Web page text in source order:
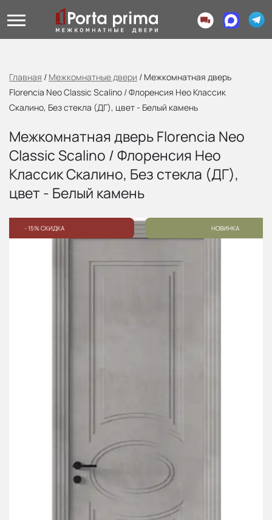
Главная / Межкомнатные двери / Межкомнатная дверь
Florencia Neo Classic Scalino / Флоренсия Нео Классик
Скалино, Без стекла (ДГ), цвет - Белый камень
Межкомнатная дверь Florencia Neo
Classic Scalino / Флоренсия Нео
Классик Скалино, Без стекла (ДГ),
цвет - Белый камень
- 15% СКИДКА НОВИНКА